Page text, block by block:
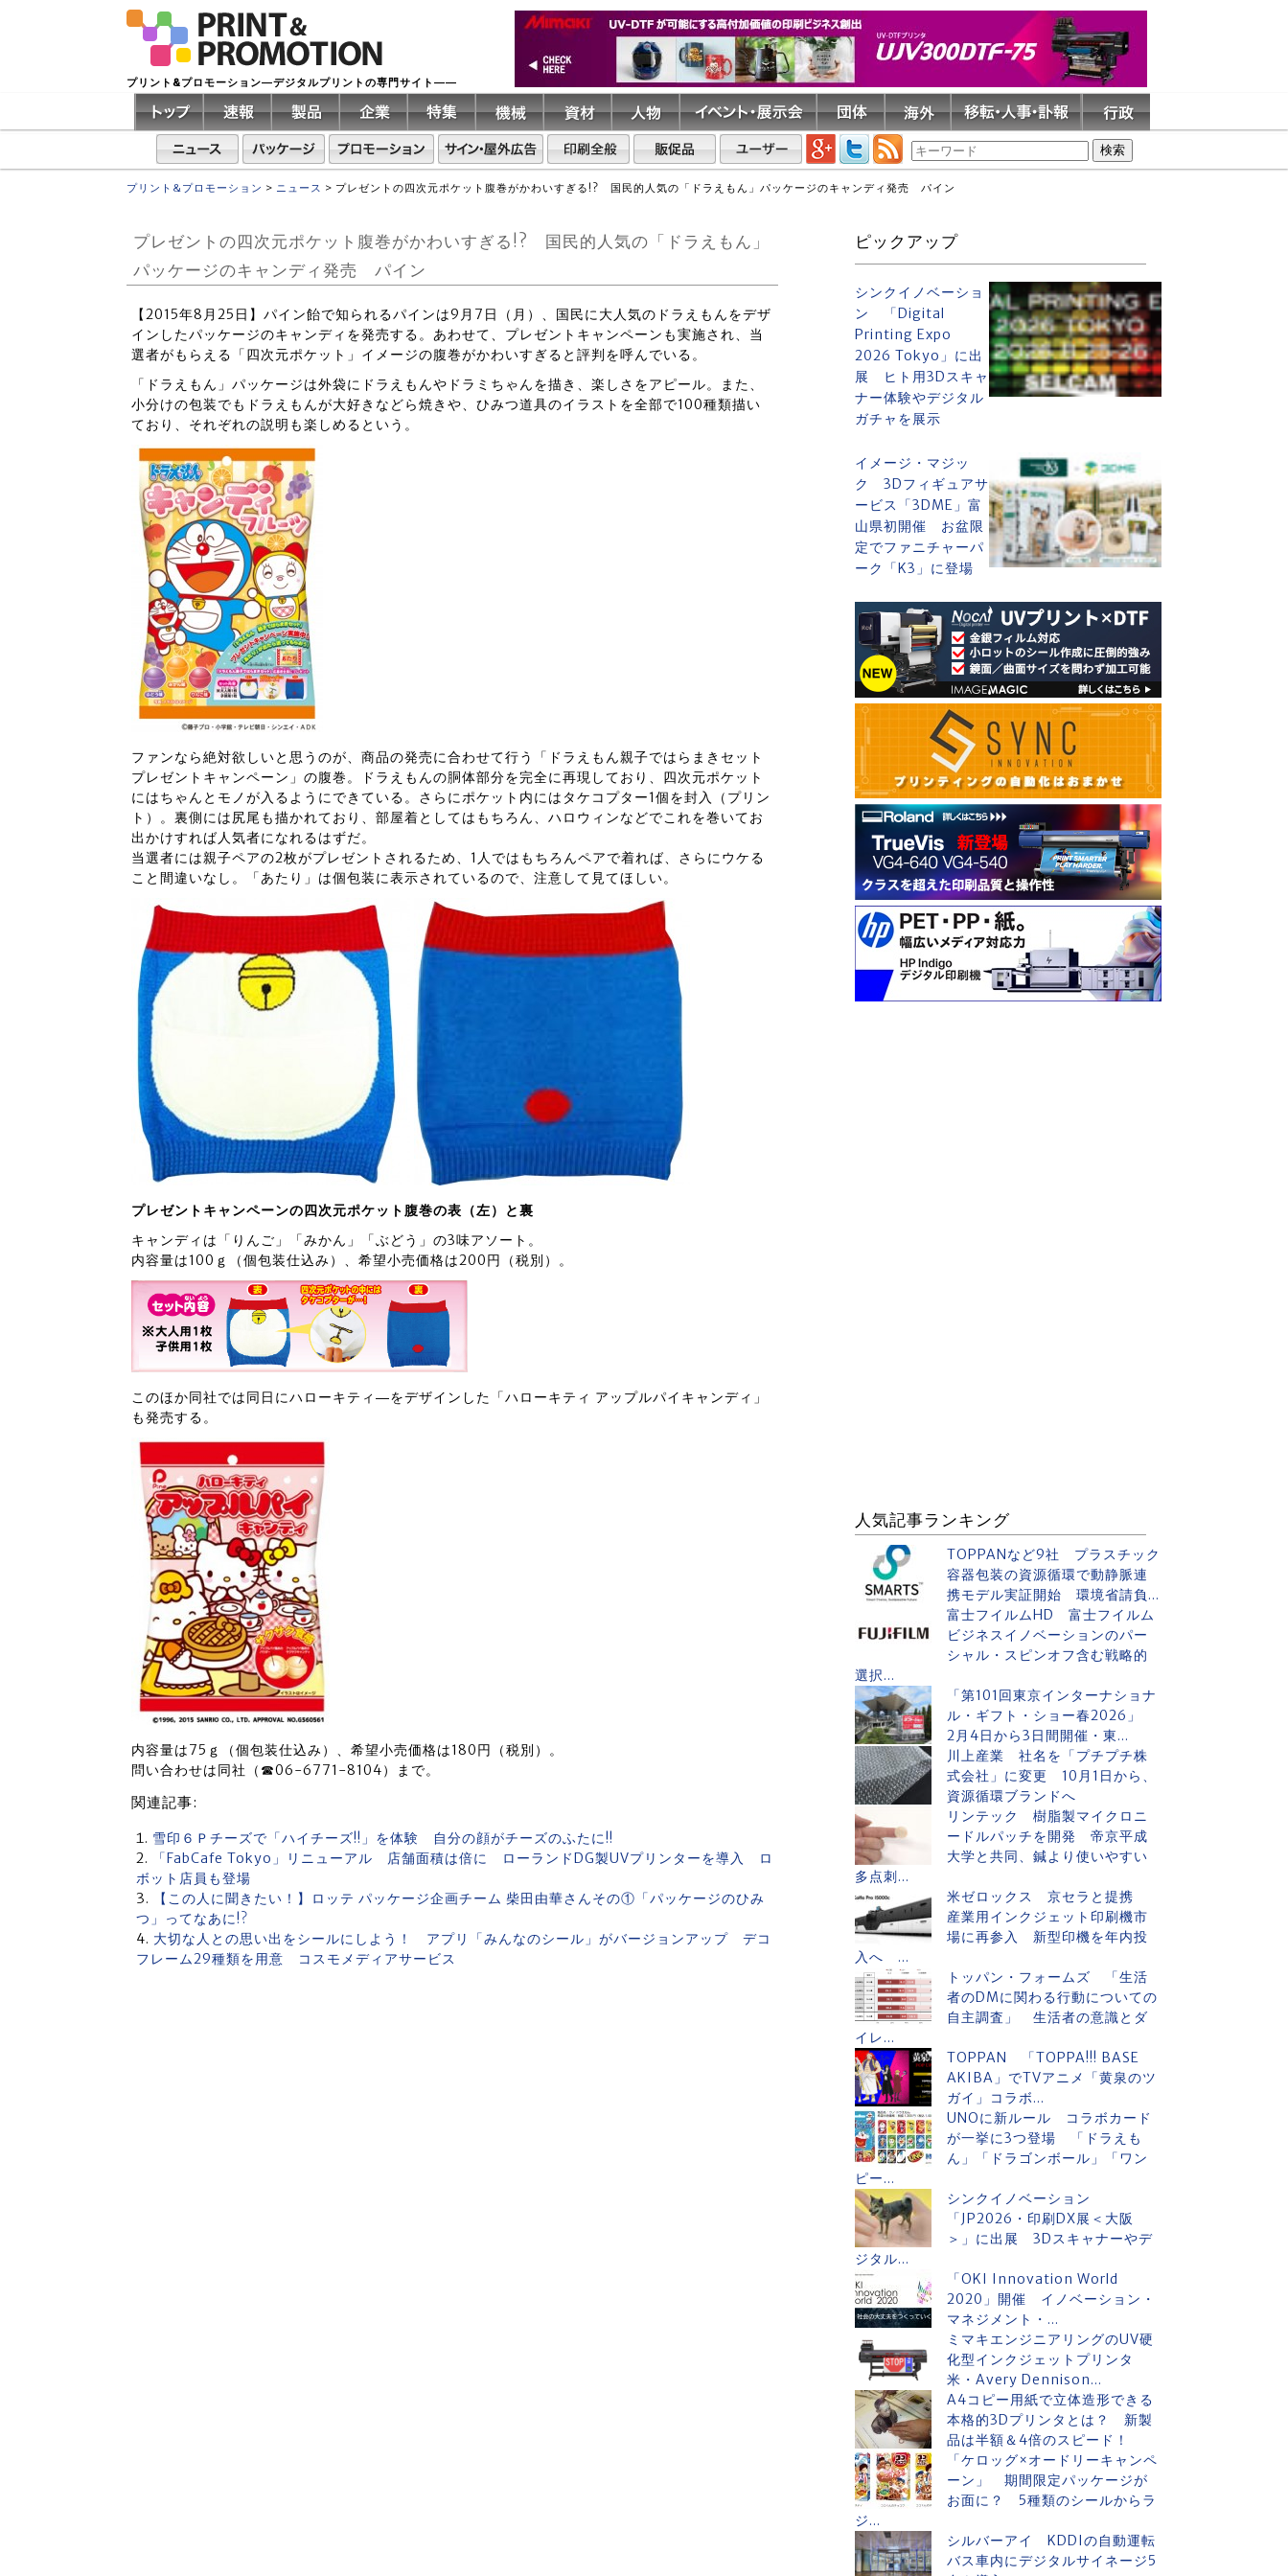
プリント&プロモーション―デジタルプリントの専門サイト――
プリント&プロモーション > ニュース > プレゼントの四次元ポケット腹巻がかわいすぎる!? 国民的人気の「ドラえもん」パッケージのキャンディ発売 パイン
プレゼントの四次元ポケット腹巻がかわいすぎる!? 国民的人気の「ドラえもん」
パッケージのキャンディ発売 パイン
【2015年8月25日】パイン飴で知られるパインは9月7日（月）、国民に大人気のドラえもんをデザ
インしたパッケージのキャンディを発売する。あわせて、プレゼントキャンペーンも実施され、当
選者がもらえる「四次元ポケット」イメージの腹巻がかわいすぎると評判を呼んでいる。
「ドラえもん」パッケージは外袋にドラえもんやドラミちゃんを描き、楽しさをアピール。また、
小分けの包装でもドラえもんが大好きなどら焼きや、ひみつ道具のイラストを全部で100種類描い
ており、それぞれの説明も楽しめるという。
ファンなら絶対欲しいと思うのが、商品の発売に合わせて行う「ドラえもん親子ではらまきセット
プレゼントキャンペーン」の腹巻。ドラえもんの胴体部分を完全に再現しており、四次元ポケット
にはちゃんとモノが入るようにできている。さらにポケット内にはタケコプター1個を封入（プリン
ト）。裏側には尻尾も描かれており、部屋着としてはもちろん、ハロウィンなどでこれを巻いてお
出かけすれば人気者になれるはずだ。
当選者には親子ペアの2枚がプレゼントされるため、1人ではもちろんペアで着れば、さらにウケる
こと間違いなし。「あたり」は個包装に表示されているので、注意して見てほしい。
プレゼントキャンペーンの四次元ポケット腹巻の表（左）と裏
キャンディは「りんご」「みかん」「ぶどう」の3味アソート。
内容量は100ｇ（個包装仕込み）、希望小売価格は200円（税別）。
このほか同社では同日にハローキティ―をデザインした「ハローキティ アップルパイキャンディ」
も発売する。
内容量は75ｇ（個包装仕込み）、希望小売価格は180円（税別）。
問い合わせは同社（☎06-6771-8104）まで。
関連記事:
雪印６Ｐチーズで「ハイチーズ!!」を体験 自分の顔がチーズのふたに!!
「FabCafe Tokyo」リニューアル 店舗面積は倍に ローランドDG製UVプリンターを導入 ロ
ボット店員も登場
【この人に聞きたい！】ロッテ パッケージ企画チーム 柴田由華さんその①「パッケージのひみ
つ」ってなあに!?
大切な人との思い出をシールにしよう！ アプリ「みんなのシール」がバージョンアップ デコ
フレーム29種類を用意 コスモメディアサービス
ピックアップ
シンクイノベーショ
ン 「Digital
Printing Expo
2026 Tokyo」に出
展 ヒト用3Dスキャ
ナー体験やデジタル
ガチャを展示
イメージ・マジッ
ク 3Dフィギュアサ
ービス「3DME」富
山県初開催 お盆限
定でファニチャーパ
ーク「K3」に登場
人気記事ランキング
TOPPANなど9社 プラスチック
容器包装の資源循環で動静脈連
携モデル実証開始 環境省請負...
富士フイルムHD 富士フイルム
ビジネスイノベーションのパー
シャル・スピンオフ含む戦略的
選択...
「第101回東京インターナショナ
ル・ギフト・ショー春2026」
2月4日から3日間開催・東...
川上産業 社名を「プチプチ株
式会社」に変更 10月1日から、
資源循環ブランドへ
リンテック 樹脂製マイクロニ
ードルパッチを開発 帝京平成
大学と共同、鍼より使いやすい
多点刺...
米ゼロックス 京セラと提携
産業用インクジェット印刷機市
場に再参入 新型印機を年内投
入へ ...
トッパン・フォームズ 「生活
者のDMに関わる行動についての
自主調査」 生活者の意識とダ
イレ...
TOPPAN 「TOPPA!!! BASE
AKIBA」でTVアニメ「黄泉のツ
ガイ」コラボ...
UNOに新ルール コラボカード
が一挙に3つ登場 「ドラえも
ん」「ドラゴンボール」「ワン
ピー...
シンクイノベーション
「JP2026・印刷DX展＜大阪
＞」に出展 3Dスキャナーやデ
ジタル...
「OKI Innovation World
2020」開催 イノベーション・
マネジメント・...
ミマキエンジニアリングのUV硬
化型インクジェットプリンタ
米・Avery Dennison...
A4コピー用紙で立体造形できる
本格的3Dプリンタとは？ 新製
品は半額＆4倍のスピード！
「ケロッグ×オードリーキャンペ
ーン」 期間限定パッケージが
お面に？ 5種類のシールからラ
ジ...
シルバーアイ KDDIの自動運転
バス車内にデジタルサイネージ5